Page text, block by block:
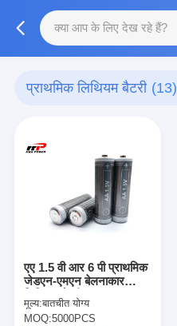
प्राथमिक लिथियम बैटरी (13)
एए 1.5 वी आर 6 पी प्राथमिक
जेडएन-एमएन बेलनाकार
लिथियम बैटरी
मूल्य:बातचीत योग्य
MOQ:5000PCS